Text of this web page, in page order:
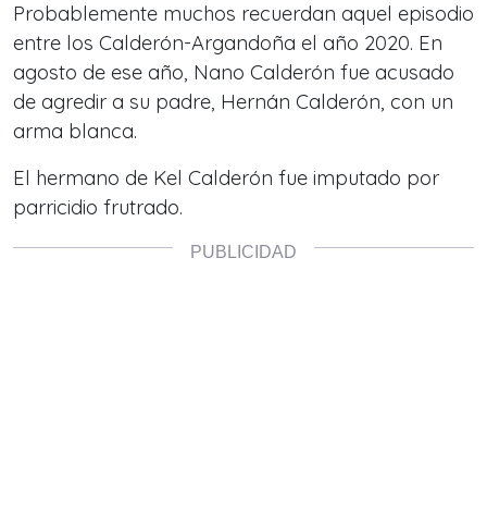
Probablemente muchos recuerdan aquel episodio
entre los Calderón-Argandoña el año 2020. En
agosto de ese año, Nano Calderón fue acusado
de agredir a su padre, Hernán Calderón, con un
arma blanca.
El hermano de Kel Calderón fue imputado por
parricidio frutrado.